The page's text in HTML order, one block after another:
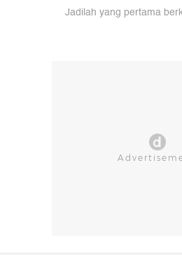
Jadilah yang pertama